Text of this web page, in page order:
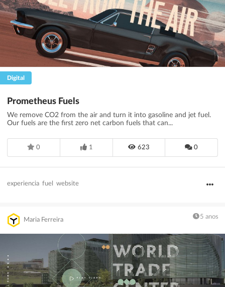
Digital
Prometheus Fuels
We remove CO2 from the air and turn it into gasoline and jet fuel.
Our fuels are the first zero net carbon fuels that can...
0 1 623 0
experiencia fuel website
Maria Ferreira 5 anos